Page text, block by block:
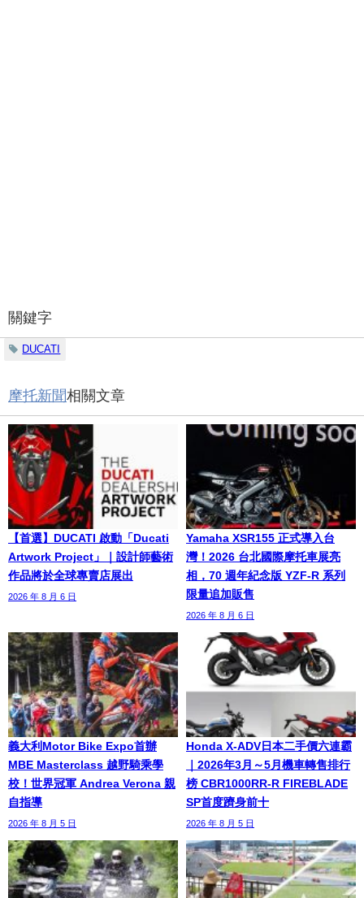
關鍵字
DUCATI
摩托新聞相關文章
【首選】DUCATI 啟動「Ducati
Artwork Project」｜設計師藝術
作品將於全球專賣店展出
2026 年 8 月 6 日
Yamaha XSR155 正式導入台
灣！2026 台北國際摩托車展亮
相，70 週年紀念版 YZF-R 系列
限量追加販售
2026 年 8 月 6 日
義大利Motor Bike Expo首辦
MBE Masterclass 越野騎乘學
校！世界冠軍 Andrea Verona 親
自指導
2026 年 8 月 5 日
Honda X-ADV日本二手價六連霸
｜2026年3月～5月機車轉售排行
榜 CBR1000RR-R FIREBLADE
SP首度躋身前十
2026 年 8 月 5 日